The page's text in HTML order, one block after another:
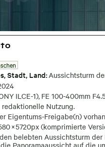
Stadt, Land:Aussichtsturm
ILCE-1), FE 100-400mm
Nutzung.
Eigentums-Freigabe(n)
×5720px (komprimierte
belebten Aussichtsturm